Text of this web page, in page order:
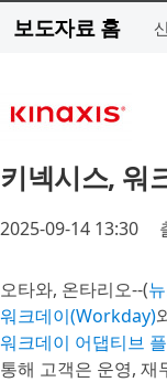
보도자료 홈
키넥시스, 워
2025-09-14 13:30
오타와, 온타리오--(
워크데이(Workday)
워크데이 어댑티브
통해 고객은 운영, 재